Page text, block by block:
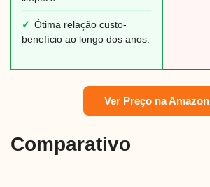
✓ Ótima relação custo-
benefício ao longo dos anos.
Ver Preço na Amazon
Comparativo